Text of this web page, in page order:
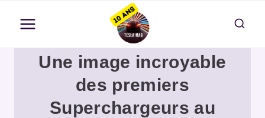
contenu
Une image incroyable
des premiers
Superchargeurs au